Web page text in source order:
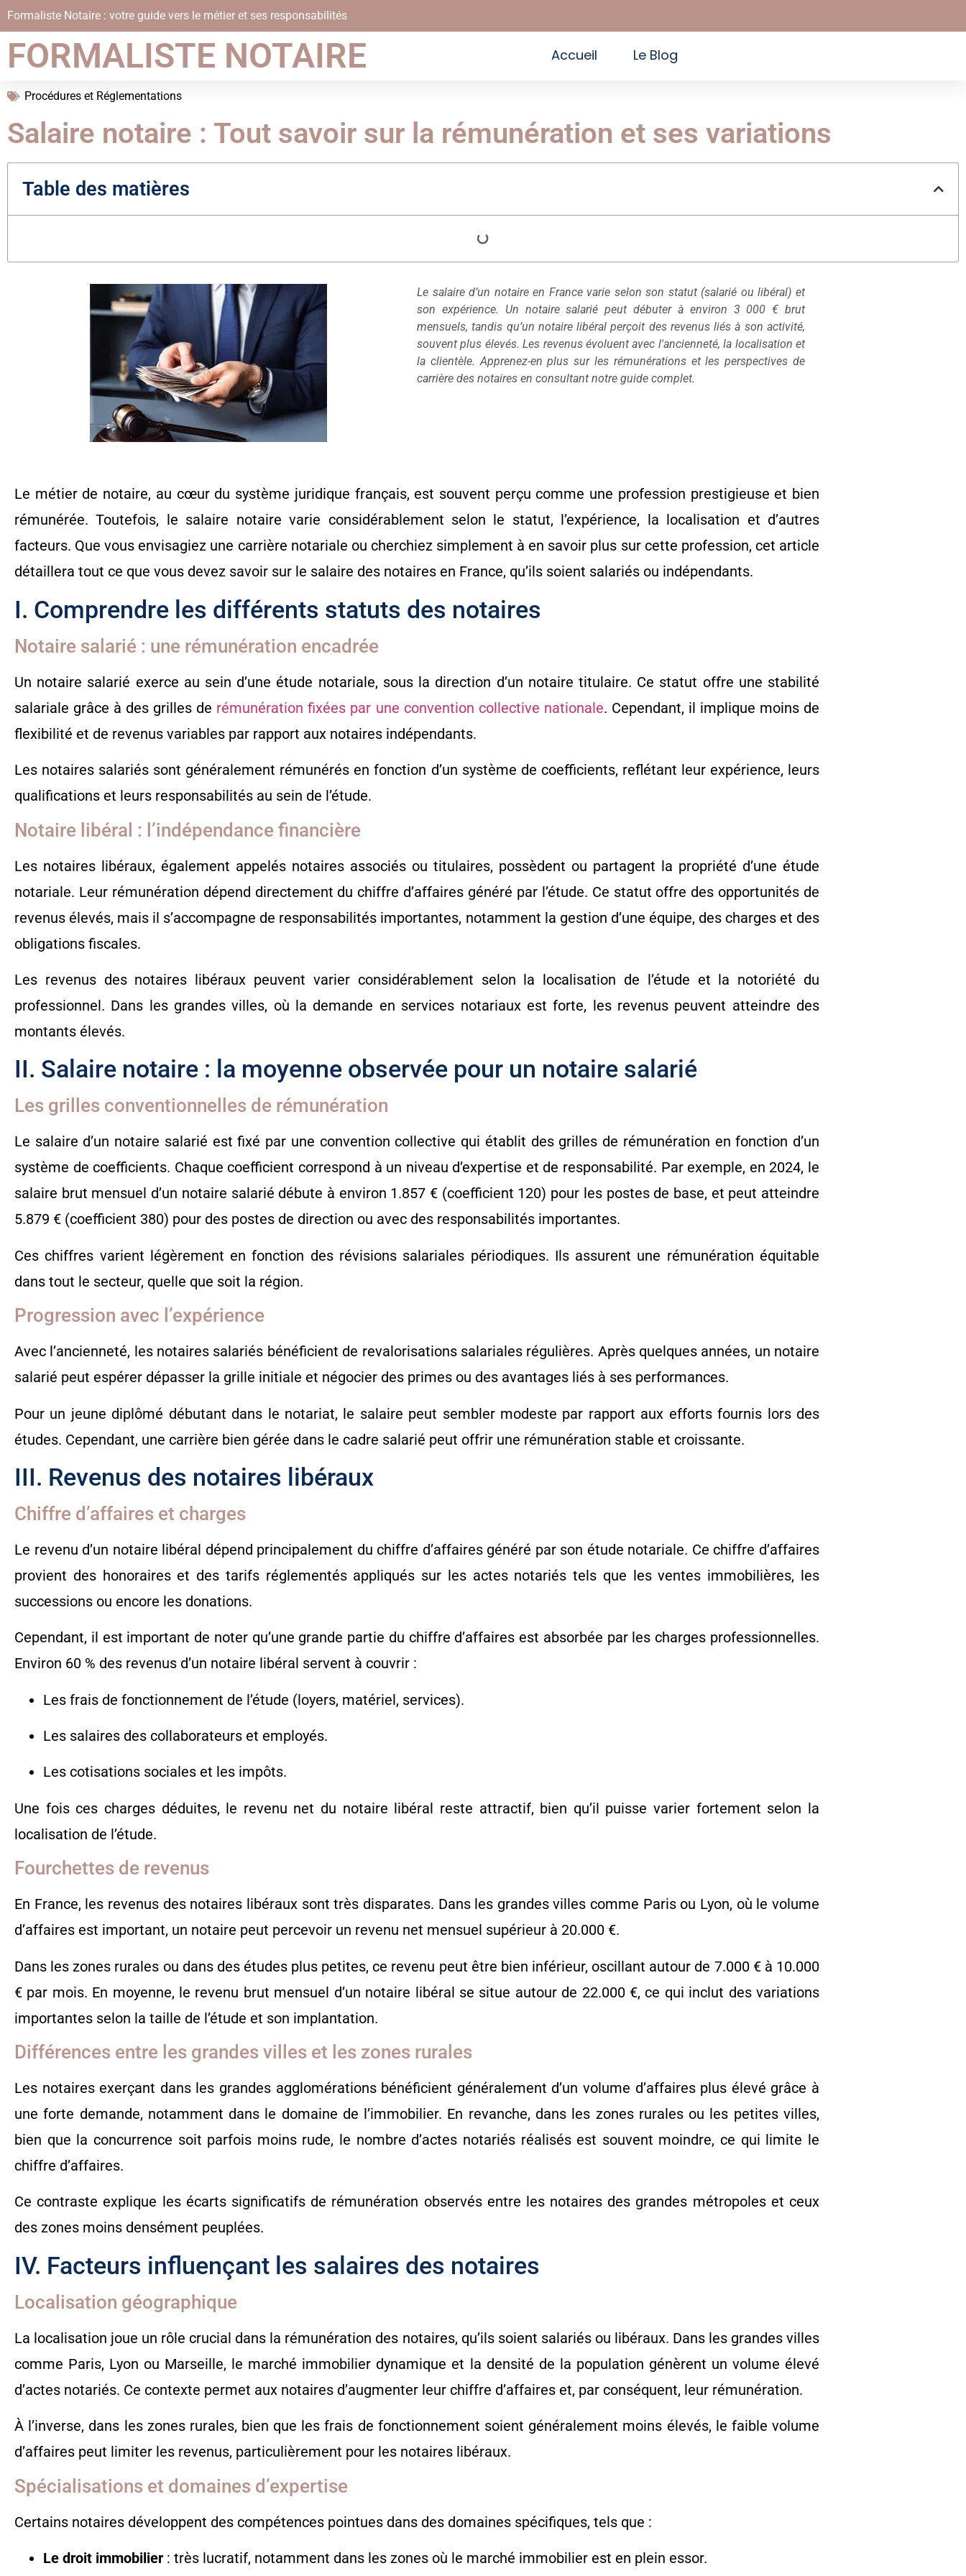
Formaliste Notaire : votre guide vers le métier et ses responsabilités
FORMALISTE NOTAIRE Accueil Le Blog
Procédures et Réglementations
Salaire notaire : Tout savoir sur la rémunération et ses variations
Table des matières
Le salaire d’un notaire en France varie selon son statut (salarié ou libéral) et
son expérience. Un notaire salarié peut débuter à environ 3 000 € brut
mensuels, tandis qu’un notaire libéral perçoit des revenus liés à son activité,
souvent plus élevés. Les revenus évoluent avec l'ancienneté, la localisation et
la clientèle. Apprenez-en plus sur les rémunérations et les perspectives de
carrière des notaires en consultant notre guide complet.
Le métier de notaire, au cœur du système juridique français, est souvent perçu comme une profession prestigieuse et bien
rémunérée. Toutefois, le salaire notaire varie considérablement selon le statut, l’expérience, la localisation et d’autres
facteurs. Que vous envisagiez une carrière notariale ou cherchiez simplement à en savoir plus sur cette profession, cet article
détaillera tout ce que vous devez savoir sur le salaire des notaires en France, qu’ils soient salariés ou indépendants.
I. Comprendre les différents statuts des notaires
Notaire salarié : une rémunération encadrée
Un notaire salarié exerce au sein d’une étude notariale, sous la direction d’un notaire titulaire. Ce statut offre une stabilité
salariale grâce à des grilles de rémunération fixées par une convention collective nationale. Cependant, il implique moins de
flexibilité et de revenus variables par rapport aux notaires indépendants.
Les notaires salariés sont généralement rémunérés en fonction d’un système de coefficients, reflétant leur expérience, leurs
qualifications et leurs responsabilités au sein de l’étude.
Notaire libéral : l’indépendance financière
Les notaires libéraux, également appelés notaires associés ou titulaires, possèdent ou partagent la propriété d’une étude
notariale. Leur rémunération dépend directement du chiffre d’affaires généré par l’étude. Ce statut offre des opportunités de
revenus élevés, mais il s’accompagne de responsabilités importantes, notamment la gestion d’une équipe, des charges et des
obligations fiscales.
Les revenus des notaires libéraux peuvent varier considérablement selon la localisation de l’étude et la notoriété du
professionnel. Dans les grandes villes, où la demande en services notariaux est forte, les revenus peuvent atteindre des
montants élevés.
II. Salaire notaire : la moyenne observée pour un notaire salarié
Les grilles conventionnelles de rémunération
Le salaire d’un notaire salarié est fixé par une convention collective qui établit des grilles de rémunération en fonction d’un
système de coefficients. Chaque coefficient correspond à un niveau d’expertise et de responsabilité. Par exemple, en 2024, le
salaire brut mensuel d’un notaire salarié débute à environ 1.857 € (coefficient 120) pour les postes de base, et peut atteindre
5.879 € (coefficient 380) pour des postes de direction ou avec des responsabilités importantes.
Ces chiffres varient légèrement en fonction des révisions salariales périodiques. Ils assurent une rémunération équitable
dans tout le secteur, quelle que soit la région.
Progression avec l’expérience
Avec l’ancienneté, les notaires salariés bénéficient de revalorisations salariales régulières. Après quelques années, un notaire
salarié peut espérer dépasser la grille initiale et négocier des primes ou des avantages liés à ses performances.
Pour un jeune diplômé débutant dans le notariat, le salaire peut sembler modeste par rapport aux efforts fournis lors des
études. Cependant, une carrière bien gérée dans le cadre salarié peut offrir une rémunération stable et croissante.
III. Revenus des notaires libéraux
Chiffre d’affaires et charges
Le revenu d’un notaire libéral dépend principalement du chiffre d’affaires généré par son étude notariale. Ce chiffre d’affaires
provient des honoraires et des tarifs réglementés appliqués sur les actes notariés tels que les ventes immobilières, les
successions ou encore les donations.
Cependant, il est important de noter qu’une grande partie du chiffre d’affaires est absorbée par les charges professionnelles.
Environ 60 % des revenus d’un notaire libéral servent à couvrir :
Les frais de fonctionnement de l’étude (loyers, matériel, services).
Les salaires des collaborateurs et employés.
Les cotisations sociales et les impôts.
Une fois ces charges déduites, le revenu net du notaire libéral reste attractif, bien qu’il puisse varier fortement selon la
localisation de l’étude.
Fourchettes de revenus
En France, les revenus des notaires libéraux sont très disparates. Dans les grandes villes comme Paris ou Lyon, où le volume
d’affaires est important, un notaire peut percevoir un revenu net mensuel supérieur à 20.000 €.
Dans les zones rurales ou dans des études plus petites, ce revenu peut être bien inférieur, oscillant autour de 7.000 € à 10.000
€ par mois. En moyenne, le revenu brut mensuel d’un notaire libéral se situe autour de 22.000 €, ce qui inclut des variations
importantes selon la taille de l’étude et son implantation.
Différences entre les grandes villes et les zones rurales
Les notaires exerçant dans les grandes agglomérations bénéficient généralement d’un volume d’affaires plus élevé grâce à
une forte demande, notamment dans le domaine de l’immobilier. En revanche, dans les zones rurales ou les petites villes,
bien que la concurrence soit parfois moins rude, le nombre d’actes notariés réalisés est souvent moindre, ce qui limite le
chiffre d’affaires.
Ce contraste explique les écarts significatifs de rémunération observés entre les notaires des grandes métropoles et ceux
des zones moins densément peuplées.
IV. Facteurs influençant les salaires des notaires
Localisation géographique
La localisation joue un rôle crucial dans la rémunération des notaires, qu’ils soient salariés ou libéraux. Dans les grandes villes
comme Paris, Lyon ou Marseille, le marché immobilier dynamique et la densité de la population génèrent un volume élevé
d’actes notariés. Ce contexte permet aux notaires d’augmenter leur chiffre d’affaires et, par conséquent, leur rémunération.
À l’inverse, dans les zones rurales, bien que les frais de fonctionnement soient généralement moins élevés, le faible volume
d’affaires peut limiter les revenus, particulièrement pour les notaires libéraux.
Spécialisations et domaines d’expertise
Certains notaires développent des compétences pointues dans des domaines spécifiques, tels que :
Le droit immobilier : très lucratif, notamment dans les zones où le marché immobilier est en plein essor.